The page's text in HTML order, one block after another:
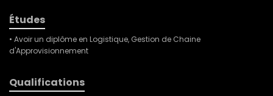
Études
• Avoir un diplôme en Logistique, Gestion de Chaine
d'Approvisionnement
Qualifications